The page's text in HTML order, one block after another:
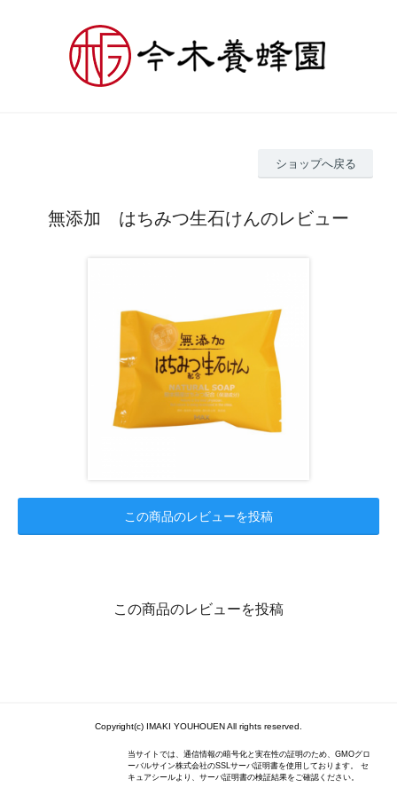
ショップへ戻る
無添加 はちみつ生石けんのレビュー
この商品のレビューを投稿
この商品のレビューを投稿
Copyright(c) IMAKI YOUHOUEN All rights reserved.
当サイトでは、通信情報の暗号化と実在性の証明のため、GMOグロ
ーバルサイン株式会社のSSLサーバ証明書を使用しております。 セ
キュアシールより、サーバ証明書の検証結果をご確認ください。